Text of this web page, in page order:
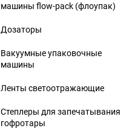
машины flow-pack (флоупак)
Дозаторы
Вакуумные упаковочные
машины
Ленты светоотражающие
Степлеры для запечатывания
гофротары